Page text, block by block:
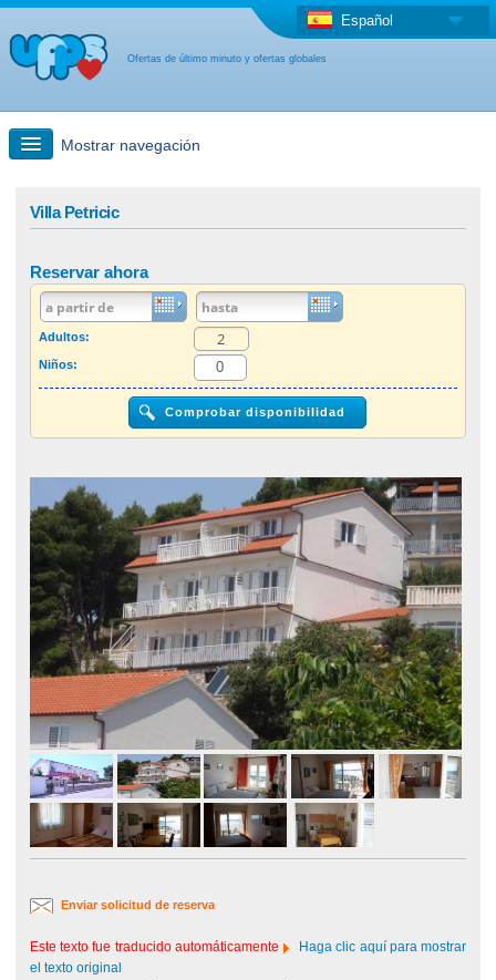
Ofertas de último minuto y ofertas globales
Español
Mostrar navegación
Oferta de última hora + Oferta global
otro país
Villa Petricic
Reservar ahora
Adultos:
Niños:
Enviar solicitud de reserva
Este texto fue traducido automáticamente
Haga clic aquí para mostrar
el texto original